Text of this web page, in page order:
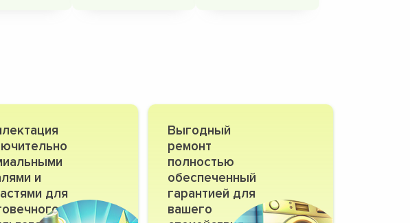
и
для
Выгодный
ремонт
полностью
обеспеченный
гарантией для
вашего